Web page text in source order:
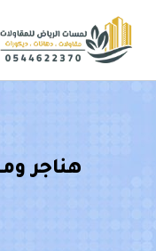
هناجر